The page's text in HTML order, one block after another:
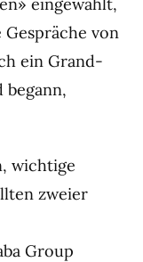
eingewählt,
von
ein Grand-
begann,
wichtige
zweier
Group